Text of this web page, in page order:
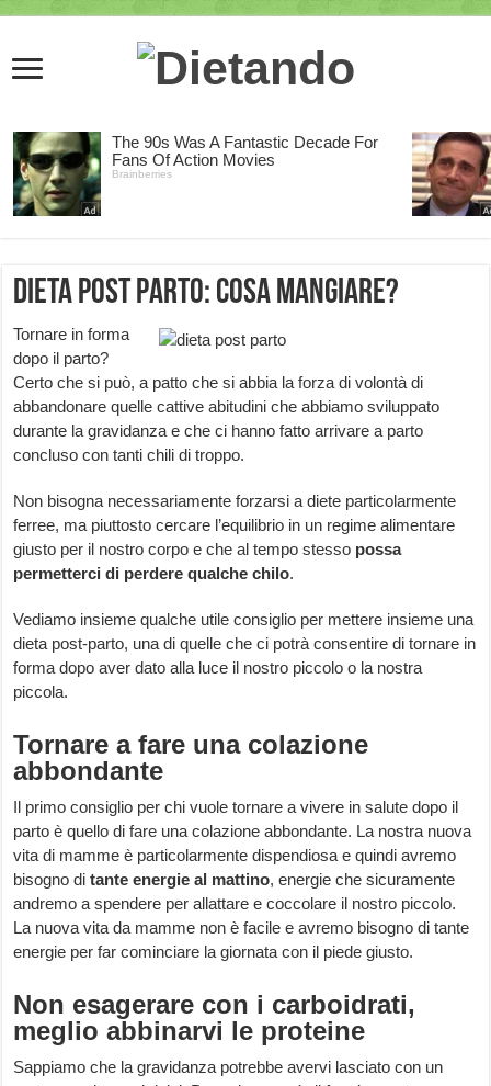
Dieta post Parto: cosa mangiare?
Tornare in forma
dopo il parto?
Certo che si può, a patto che si abbia la forza di volontà di
abbandonare quelle cattive abitudini che abbiamo sviluppato
durante la gravidanza e che ci hanno fatto arrivare a parto
concluso con tanti chili di troppo.
Non bisogna necessariamente forzarsi a diete particolarmente
ferree, ma piuttosto cercare l’equilibrio in un regime alimentare
giusto per il nostro corpo e che al tempo stesso possa
permetterci di perdere qualche chilo.
Vediamo insieme qualche utile consiglio per mettere insieme una
dieta post-parto, una di quelle che ci potrà consentire di tornare in
forma dopo aver dato alla luce il nostro piccolo o la nostra
piccola.
Tornare a fare una colazione
abbondante
Il primo consiglio per chi vuole tornare a vivere in salute dopo il
parto è quello di fare una colazione abbondante. La nostra nuova
vita di mamme è particolarmente dispendiosa e quindi avremo
bisogno ditante energie al mattino, energie che sicuramente
andremo a spendere per allattare e coccolare il nostro piccolo.
La nuova vita da mamme non è facile e avremo bisogno di tante
energie per far cominciare la giornata con il piede giusto.
Non esagerare con i carboidrati,
meglio abbinarvi le proteine
Sappiamo che la gravidanza potrebbe avervi lasciato con un